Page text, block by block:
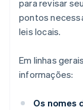
para revisar
pontos
leis locais.
Em linhas
informações:
Os nomes